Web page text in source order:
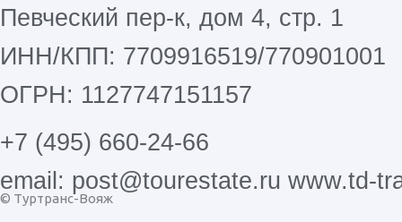
© Туртранс-Вояж
Певческий пер-к, дом 4, стр. 1
ИНН/КПП: 7709916519/770901001
ОГРН: 1127747151157
+7 (495) 660-24-66
email: post@tourestate.ru www.td-